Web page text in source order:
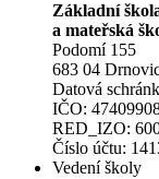
Základní
a mateřská
Podomí 155
683 04
Datová
IČO:
RED_IZO:
Číslo účtu:
Vedení školy